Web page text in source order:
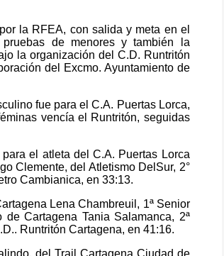
la RFEA, con salida y meta en el
de menores y también la
la organización del C.D. Runtritón
del Excmo. Ayuntamiento de
fue para el C.A. Puertas Lorca,
vencía el Runtritón, seguidas
el atleta del C.A. Puertas Lorca
Clemente, del Atletismo DelSur, 2°
Cambianica, en 33:13.
Lena Chambreuil, 1ª Senior
Cartagena Tania Salamanca, 2ª
Runtritón Cartagena, en 41:16.